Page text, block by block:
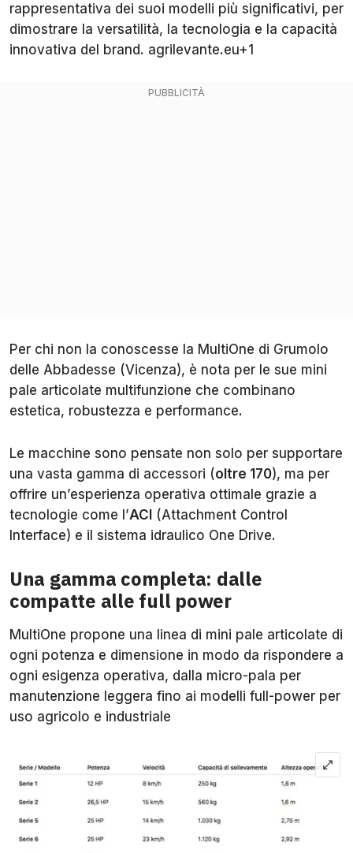
rappresentativa dei suoi modelli più significativi, per
dimostrare la versatilità, la tecnologia e la capacità
innovativa del brand. agrilevante.eu+1
Per chi non la conoscesse la MultiOne di Grumolo
delle Abbadesse (Vicenza), è nota per le sue mini
pale articolate multifunzione che combinano
estetica, robustezza e performance.
Le macchine sono pensate non solo per supportare
una vasta gamma di accessori (oltre 170), ma per
offrire un’esperienza operativa ottimale grazie a
tecnologie come l’ACI (Attachment Control
Interface) e il sistema idraulico One Drive.
Una gamma completa: dalle
compatte alle full power
MultiOne propone una linea di mini pale articolate di
ogni potenza e dimensione in modo da rispondere a
ogni esigenza operativa, dalla micro-pala per
manutenzione leggera fino ai modelli full-power per
uso agricolo e industriale